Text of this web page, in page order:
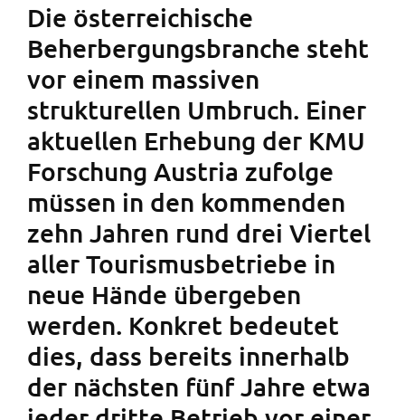
Die österreichische
Beherbergungsbranche steht
vor einem massiven
strukturellen Umbruch. Einer
aktuellen Erhebung der KMU
Forschung Austria zufolge
müssen in den kommenden
zehn Jahren rund drei Viertel
aller Tourismusbetriebe in
neue Hände übergeben
werden. Konkret bedeutet
dies, dass bereits innerhalb
der nächsten fünf Jahre etwa